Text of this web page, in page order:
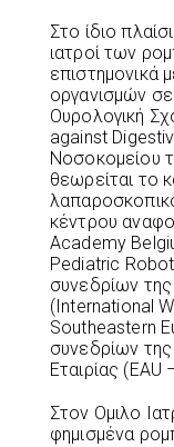
Στο ίδιο
ιατροί των
επιστημονικά
οργανισµών
Ουρολογική
against
Νοσοκομείου
θεωρείται το
κέντρου
Academy
Pediatric
συνεδρίων
(International
Southeastern
συνεδρίων
Εταιρίας
Στον Ομιλο
φημισμένα